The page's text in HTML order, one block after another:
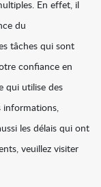
En effet, il
du
tâches qui sont
confiance en
qui utilise des
informations,
les délais qui ont
veuillez visiter